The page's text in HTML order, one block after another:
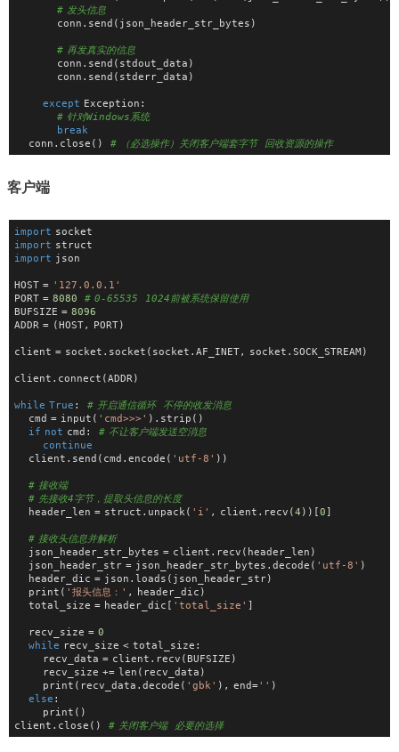
# 发头信息
conn.send(json_header_str_bytes)
# 再发真实的信息
conn.send(stdout_data)
conn.send(stderr_data)
except Exception:
# 针对Windows系统
break
conn.close() # （必选操作）关闭客户端套字节  回收资源的操作
客户端
import socket
import struct
import json
HOST = '127.0.0.1'
PORT = 8080
# 0-65535  1024前被系统保留使用
BUFSIZE = 8096
ADDR = (HOST, PORT)
client = socket.socket(socket.AF_INET, socket.SOCK_STREAM)
client.connect(ADDR)
while True : # 开启通信循环  不停的收发消息
cmd = input( 'cmd>>>' ).strip()
if not cmd: # 不让客户端发送空消息
continue
client.send(cmd.encode( 'utf-8' ))
# 接收端
# 先接收4字节，提取头信息的长度
header_len = struct.unpack( 'i' , client.recv(4 ))[0]
# 接收头信息并解析
json_header_str_bytes = client.recv(header_len)
json_header_str = json_header_str_bytes.decode( 'utf-8' )
header_dic = json.loads(json_header_str)
print( '报头信息：' , header_dic)
total_size = header_dic[ 'total_size' ]
recv_size = 0
while recv_size < total_size:
recv_data = client.recv(BUFSIZE)
recv_size += len(recv_data)
print(recv_data.decode( 'gbk' ), end='' )
else :
print()
client.close() # 关闭客户端  必要的选择